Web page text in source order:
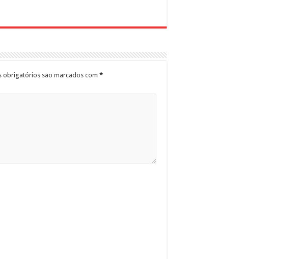
obrigatórios são marcados com *